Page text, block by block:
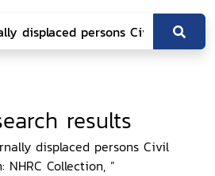
results
displaced persons Civil
Collection, ”